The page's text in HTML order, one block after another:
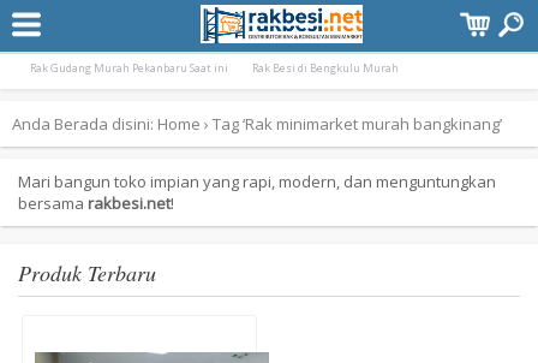
Terpopuler:
Rak Gudang Besi Pekanbaru Murah
Rak Minimarket Pangkal Pinang Bangka Bel
Rak Gudang Murah Pekanbaru Saat ini
Rak Besi di Bengkulu Murah
Anda Berada disini: Home › Tag ‘Rak minimarket murah bangkinang’
Mari bangun toko impian yang rapi, modern, dan menguntungkan
bersama rakbesi.net!
Produk Terbaru